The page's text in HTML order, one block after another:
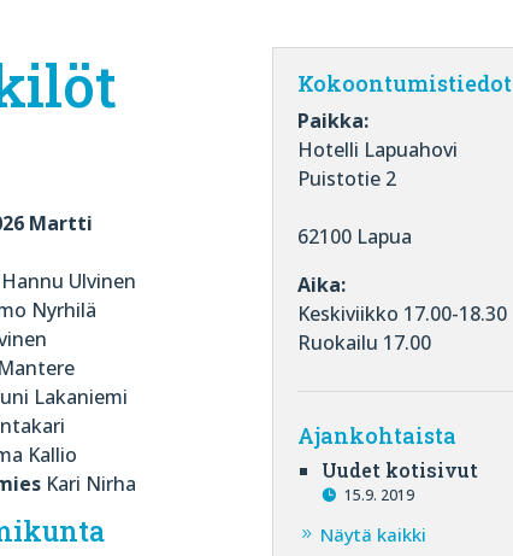
Martti
Hannu Ulvinen
Nyrhilä
Lakaniemi
Kallio
Kari Nirha
Kokoontumistiedot
Paikka:
Hotelli Lapuahovi
Puistotie 2
62100 Lapua
Aika:
Keskiviikko 17.00-18.30
Ruokailu 17.00
Ajankohtaista
Uudet kotisivut
15.9. 2019
Näytä kaikki